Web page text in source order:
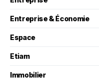
Entreprise & Économie
Espace
Etiam
Immobilier